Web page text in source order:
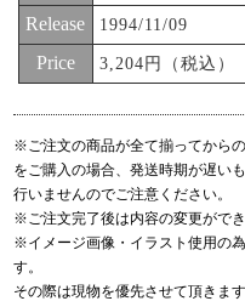
Release 1994/11/09
Price 3,204円（税込）
※ご注文の商品が全て揃ってから
をご購入の場合、発送時期が遅い
行いませんのでご注意ください。
※ご注文完了後は内容の変更がで
※イメージ画像・イラスト使用の
す。
その際は現物を優先させて頂きま